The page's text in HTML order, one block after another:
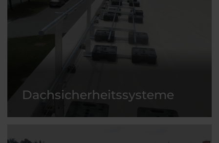
Dachsicherheitssysteme